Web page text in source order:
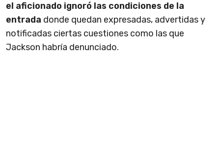
el aficionado ignoró las condiciones de la
entrada donde quedan expresadas, advertidas y
notificadas ciertas cuestiones como las que
Jackson habría denunciado.